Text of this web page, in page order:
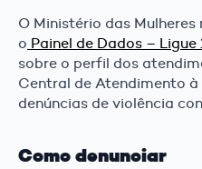
O Ministério das
o Painel de Dados – Ligue
sobre o perfil dos
Central de Atendimento à
denúncias de violência
Como denunciar